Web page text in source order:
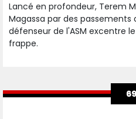
Lancé en profondeur, Terem
Magassa par des passements
défenseur de l'ASM excentre
frappe.
69